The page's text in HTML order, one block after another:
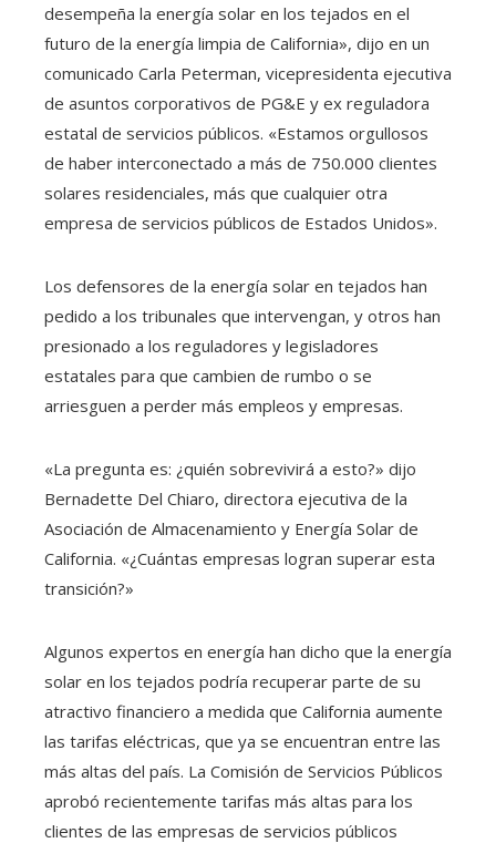
desempeña la energía solar en los tejados en el
futuro de la energía limpia de California», dijo en un
comunicado Carla Peterman, vicepresidenta ejecutiva
de asuntos corporativos de PG&E y ex reguladora
estatal de servicios públicos. «Estamos orgullosos
de haber interconectado a más de 750.000 clientes
solares residenciales, más que cualquier otra
empresa de servicios públicos de Estados Unidos».
Los defensores de la energía solar en tejados han
pedido a los tribunales que intervengan, y otros han
presionado a los reguladores y legisladores
estatales para que cambien de rumbo o se
arriesguen a perder más empleos y empresas.
«La pregunta es: ¿quién sobrevivirá a esto?» dijo
Bernadette Del Chiaro, directora ejecutiva de la
Asociación de Almacenamiento y Energía Solar de
California. «¿Cuántas empresas logran superar esta
transición?»
Algunos expertos en energía han dicho que la energía
solar en los tejados podría recuperar parte de su
atractivo financiero a medida que California aumente
las tarifas eléctricas, que ya se encuentran entre las
más altas del país. La Comisión de Servicios Públicos
aprobó recientemente tarifas más altas para los
clientes de las empresas de servicios públicos